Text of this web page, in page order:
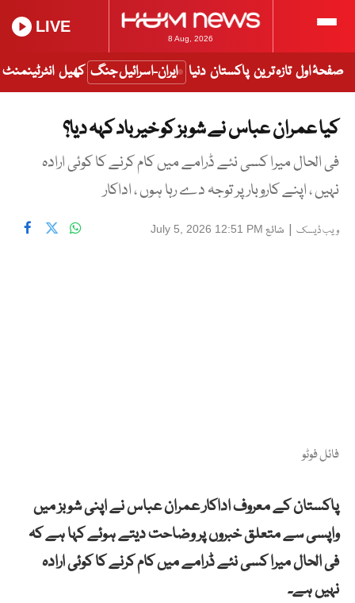
8 Aug, 2026
LIVE
صفحۂ اول تازہ ترین پاکستان دنیا ایران-اسرائیل جنگ کھیل انٹرٹینمنٹ
کیا عمران عباس نے شوبز کو خیرباد کہہ دیا؟
فی الحال میرا کسی نئے ڈرامے میں کام کرنے کا کوئی ارادہ
نہیں ، اپنے کاروبار پر توجہ دے رہا ہوں ، اداکار
ویب ڈیسک | شائع July 5, 2026 12:51 PM
فائل فوٹو
پاکستان کے معروف اداکار عمران عباس نے اپنی شوبز میں
واپسی سے متعلق خبروں پر وضاحت دیتے ہوئے کہا ہے کہ
فی الحال میرا کسی نئے ڈرامے میں کام کرنے کا کوئی ارادہ
نہیں ہے۔